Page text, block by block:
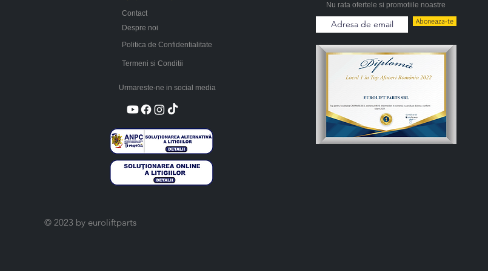
Contact
Despre noi
Politica de Confidentialitate
Termeni si Conditii
Urmareste-ne in social media
Nu rata ofertele si promotiile noastre
Aboneaza-te
© 2023 by euroliftparts